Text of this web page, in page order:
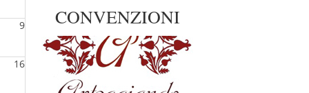
9
16
CONVENZIONI